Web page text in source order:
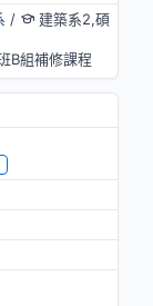
/
建築系2,碩
B組補修課程